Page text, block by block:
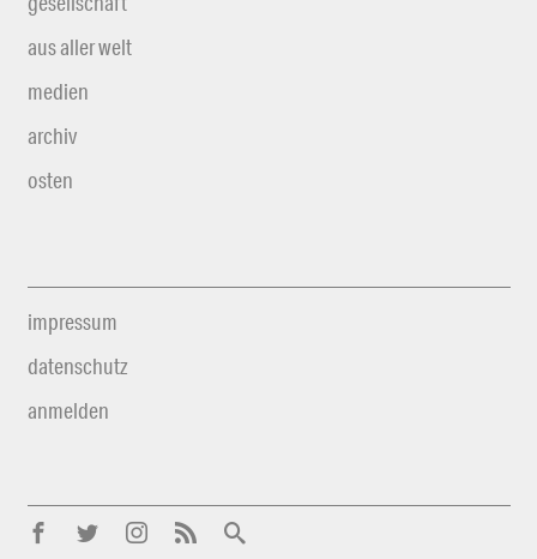
aus aller welt
medien
archiv
osten
impressum
datenschutz
anmelden